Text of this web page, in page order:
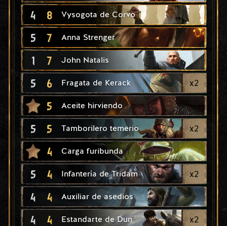
4 8 Vysogota de Corvo
5 7 Anna Strenger
1 7 John Natalis
5 6 Fragata de Kerack x2
5 Aceite hirviendo
5 5 Tamborilero temerio x2
4 Carga furibunda
5 4 Infantería de Tridam x2
4 4 Auxiliar de asedios
4 4 Estandarte de Dun x2